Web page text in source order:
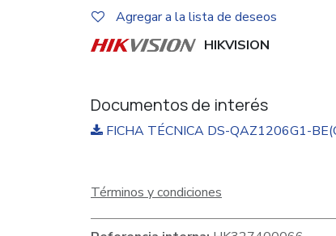
Agregar a la lista de deseos
HIKVISION
Documentos de interés
FICHA TÉCNICA DS-QAZ1206G1-
Términos y condiciones